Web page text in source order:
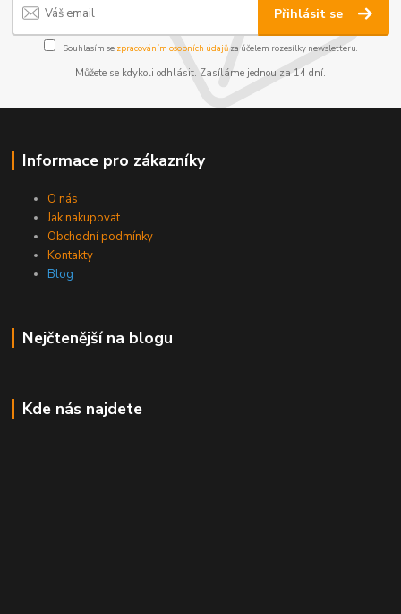
Přihlásit se
Souhlasím se zpracováním osobních údajůza účelem rozesílky newsletteru.
Můžete se kdykoli odhlásit. Zasíláme jednou za 14 dní.
Informace pro zákazníky
O nás
Jak nakupovat
Obchodní podmínky
Kontakty
Blog
Nejčtenější na blogu
Kde nás najdete